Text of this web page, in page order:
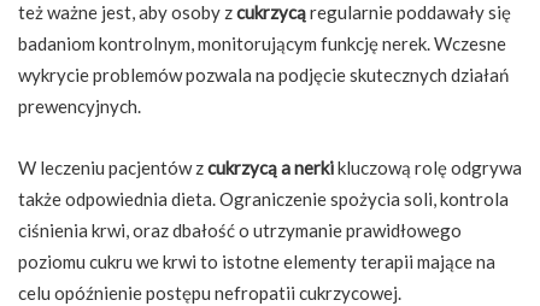
też ważne jest, aby osoby zcukrzycąregularnie poddawały się
badaniom kontrolnym, monitorującym funkcję nerek. Wczesne
wykrycie problemów pozwala na podjęcie skutecznych działań
prewencyjnych.
W leczeniu pacjentów zcukrzycą a nerkikluczową rolę odgrywa
także odpowiednia dieta. Ograniczenie spożycia soli, kontrola
ciśnienia krwi, oraz dbałość o utrzymanie prawidłowego
poziomu cukru we krwi to istotne elementy terapii mające na
celu opóźnienie postępu nefropatii cukrzycowej.